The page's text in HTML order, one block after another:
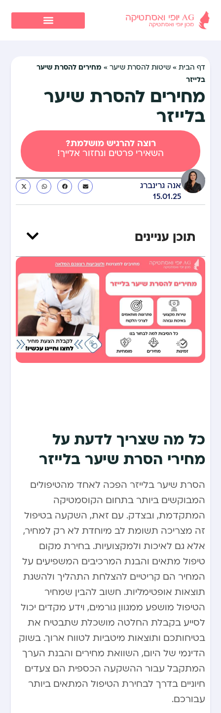
דף הבית »שיטות להסרת שיער » מחירים להסרת שיער
בלייזר
מחירים להסרת שיער
בלייזר
רוצה להרגיש מושלמת?
השאירי פרטים ונחזור אלייך!
אנה גרינברג
15.01.25
תוכן עניינים
כל מה שצריך לדעת על
מחירי הסרת שיער בלייזר
הסרת שיער בלייזר הפכה לאחד מהטיפולים
המבוקשים ביותר בתחום הקוסמטיקה
המתקדמת, ובצדק. עם זאת, השקעה בטיפול
זה מצריכה תשומת לב מיוחדת לא רק למחיר,
אלא גם לאיכות ולמקצועיות. בחירת מקום
טיפול מתאים והבנת המרכיבים המשפיעים על
המחיר הם קריטיים להצלחת התהליך ולהשגת
תוצאות אופטימליות. חשוב להבין שמחיר
הטיפול מושפע ממגוון גורמים, וידע מקדים יכול
לסייע בקבלת החלטה מושכלת שתבטיח את
בטיחותכם ותוצאות מיטביות לטווח ארוך. בשוק
הדינמי של היום, השוואת מחירים והבנת הערך
המתקבל עבור ההשקעה הכספית הם צעדים
חיוניים בדרך לבחירת הטיפול המתאים ביותר
עבורכם.